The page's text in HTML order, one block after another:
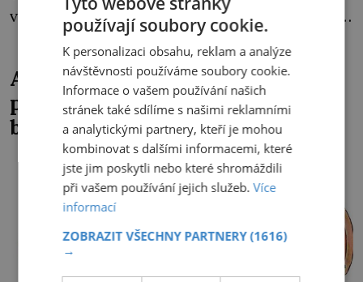
všem frankistům i republikánům. S tím, kdo
ho vybuduje, si španělský diktátor hlavu
neláme. Prostě na stavbě „zaměstná“
politické vězně! Generál Francisco Franco
(1892–1975) to dokázal. Občanská válka ve
Španělsku skončila na jaře roku 1939 jeho
vítězstvím. […]
Akce mandelinka: Komunistická
propaganda strašila americkým
broukem
používají soubory cookie.
K personalizaci obsahu, reklam a analýze
návštěvnosti používáme soubory cookie.
Informace o vašem používání našich
stránek také sdílíme s našimi reklamními
a analytickými partnery, kteří je mohou
kombinovat s dalšími informacemi, které
jste jim poskytli nebo které shromáždili
při vašem používání jejich služeb.Více
informací
ZOBRAZIT VŠECHNY PARTNERY(1616)
→